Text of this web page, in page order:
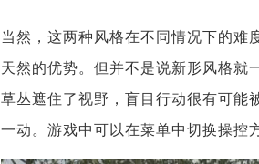
当然，这两种风格在不同情况下的难
天然的优势。但并不是说新形风格就
草丛遮住了视野，盲目行动很有可能
一动。游戏中可以在菜单中切换操控